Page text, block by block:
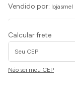
Vendido por: lojasmel
Calcular frete
Não sei meu CEP